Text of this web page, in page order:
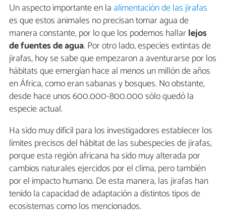
Un aspecto importante en la alimentación de las jirafas
es que estos animales no precisan tomar agua de
manera constante, por lo que los podemos hallarlejos
de fuentes de agua. Por otro lado, especies extintas de
jirafas, hoy se sabe que empezaron a aventurarse por los
hábitats que emergían hace al menos un millón de años
en África, como eran sabanas y bosques. No obstante,
desde hace unos 600.000-800.000 sólo quedó la
especie actual.
Ha sido muy difícil para los investigadores establecer los
límites precisos del hábitat de las subespecies de jirafas,
porque esta región africana ha sido muy alterada por
cambios naturales ejercidos por el clima, pero también
por el impacto humano. De esta manera, las jirafas han
tenido la capacidad de adaptación a distintos tipos de
ecosistemas como los mencionados.